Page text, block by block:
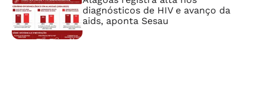
diagnósticos de HIV e avanço da
aids, aponta Sesau